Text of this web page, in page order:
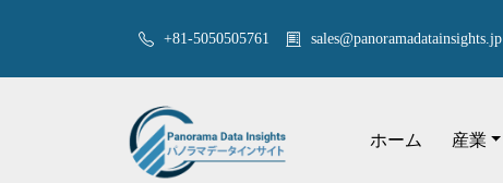
+81-5050505761 sales@panoramadatainsights.jp
ホーム 産業